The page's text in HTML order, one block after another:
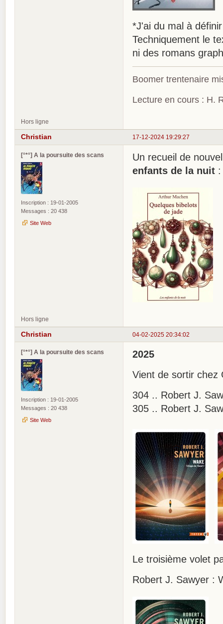
*J'ai du mal à
Techniquement le
ni des romans
Boomer trentenaire
Lecture en cours : H.
Hors ligne
17-12-2024 19:29:27
Christian
[°*°] A la poursuite des scans
Inscription : 19-01-2005
Messages : 20 438
Site Web
Un recueil de
enfants de la nuit :
Hors ligne
04-02-2025 20:34:02
Christian
[°*°] A la poursuite des scans
Inscription : 19-01-2005
Messages : 20 438
Site Web
2025
Vient de sortir chez
304 .. Robert J.
305 .. Robert J.
Le troisième volet
Robert J. Sawyer :